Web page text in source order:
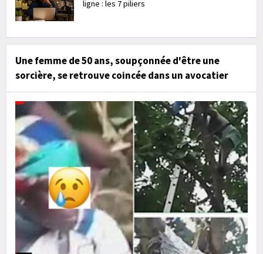
ligne : les 7 piliers
Une femme de 50 ans, soupçonnée d'être une
sorcière, se retrouve coincée dans un avocatier